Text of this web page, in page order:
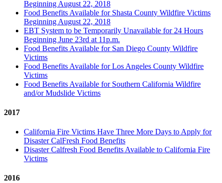
Beginning August 22, 2018
Food Benefits Available for Shasta County Wildfire Victims
Beginning August 22, 2018
EBT System to be Temporarily Unavailable for 24 Hours
Beginning June 23rd at 11p.m.
Food Benefits Available for San Diego County Wildfire
Victims
Food Benefits Available for Los Angeles County Wildfire
Victims
Food Benefits Available for Southern California Wildfire
and/or Mudslide Victims
2017
California Fire Victims Have Three More Days to Apply for
Disaster CalFresh Food Benefits
Disaster Calfresh Food Benefits Available to California Fire
Victims
2016